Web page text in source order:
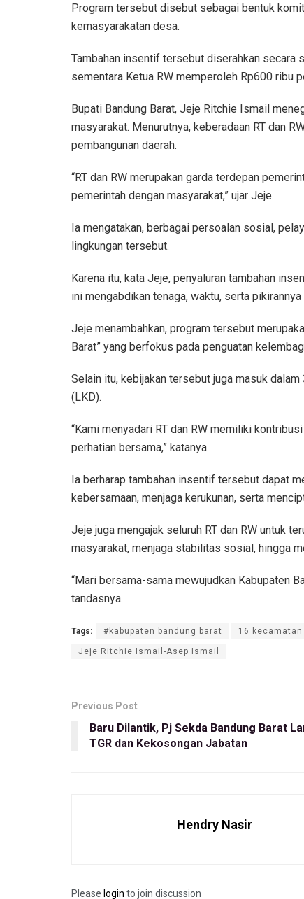
Program tersebut disebut sebagai bentuk
kemasyarakatan desa.
Tambahan insentif tersebut diserahkan secara
sementara Ketua RW memperoleh Rp600 ribu
Bupati Bandung Barat, Jeje Ritchie Ismail
masyarakat. Menurutnya, keberadaan RT dan
pembangunan daerah.
“RT dan RW merupakan garda terdepan
pemerintah dengan masyarakat,” ujar Jeje.
Ia mengatakan, berbagai persoalan sosial,
lingkungan tersebut.
Karena itu, kata Jeje, penyaluran tambahan
ini mengabdikan tenaga, waktu, serta
Jeje menambahkan, program tersebut
Barat” yang berfokus pada penguatan
Selain itu, kebijakan tersebut juga masuk
(LKD).
“Kami menyadari RT dan RW memiliki
perhatian bersama,” katanya.
Ia berharap tambahan insentif tersebut dapat
kebersamaan, menjaga kerukunan, serta
Jeje juga mengajak seluruh RT dan RW untuk
masyarakat, menjaga stabilitas sosial, hingga
“Mari bersama-sama mewujudkan Kabupaten
tandasnya.
Tags: #kabupaten bandung barat 16 kecamatan
Jeje Ritchie Ismail-Asep Ismail
Previous Post
Baru Dilantik, Pj Sekda Bandung Barat
TGR dan Kekosongan Jabatan
Hendry Nasir
Please login to join discussion